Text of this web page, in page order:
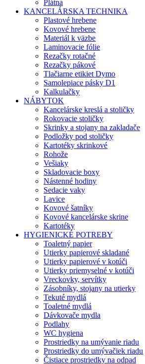
Plátna
KANCELÁRSKA TECHNIKA
Plastové hrebene
Kovové hrebene
Materiál k väzbe
Laminovacie fólie
Rezačky rotačné
Rezačky pákové
Tlačiarne etikiet Dymo
Samolepiace pásky D1
Kalkulačky
NÁBYTOK
Kancelárske kreslá a stoličky
Rokovacie stoličky
Skrinky a stojany na zakladače
Podložky pod stoličky
Kartotéky skrinkové
Rohože
Vešiaky
Skladovacie boxy
Nástenné hodiny
Sedacie vaky
Lavice
Kovové šatníky
Kovové kancelárske skrine
Kartotéky
HYGIENICKÉ POTREBY
Toaletný papier
Utierky papierové skladané
Utierky papierové v kotúči
Utierky priemyselné v kotúči
Vreckovky, servítky
Zásobníky, stojany na utierky
Tekuté mydlá
Toaletné mydlá
Dávkovače mydla
Podlahy
WC hygiena
Prostriedky na umývanie riadu
Prostriedky do umývačiek riadu
Čistiace prostriedky na odpad